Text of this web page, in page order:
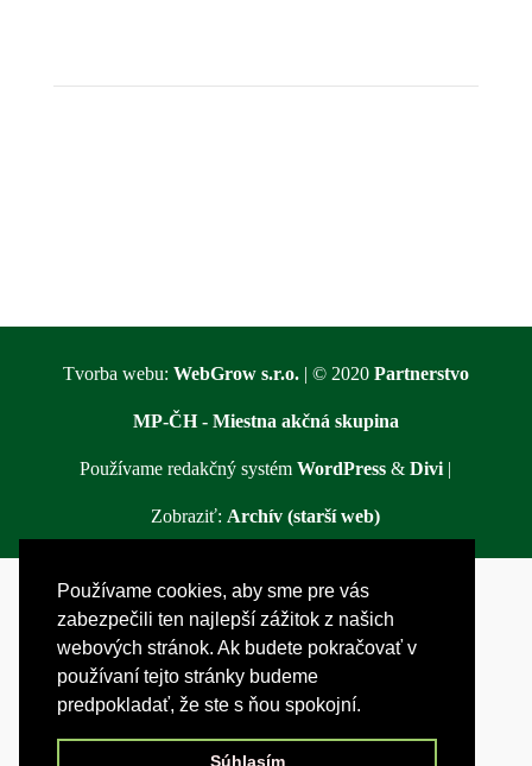
Používame cookies, aby sme pre vás
zabezpečili ten najlepší zážitok z našich
webových stránok. Ak budete pokračovať v
používaní tejto stránky budeme
predpokladať, že ste s ňou spokojní.
Súhlasím
Tvorba webu: WebGrow s.r.o.| © 2020 Partnerstvo
MP-ČH - Miestna akčná skupina
Používame redakčný systémWordPress &Divi |
Zobraziť: Archív (starší web)